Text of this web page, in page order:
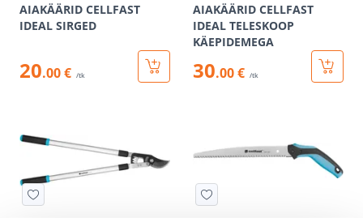
AIAKÄÄRID CELLFAST
IDEAL SIRGED
20.00 € /tk
AIAKÄÄRID CELLFAST
IDEAL TELESKOOP
KÄEPIDEMEGA
30.00 € /tk